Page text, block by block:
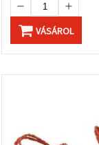
VÁSÁROL